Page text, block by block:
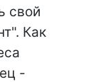
свой
Как
-